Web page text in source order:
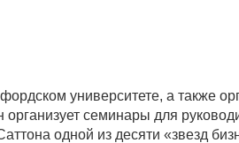
университете, а также
семинары для
одной из десяти «звезд